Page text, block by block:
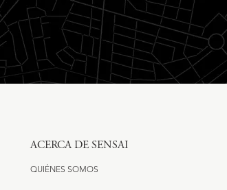
ACERCA DE SENSAI
QUIÉNES SOMOS